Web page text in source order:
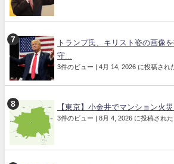
トランプ氏、キリスト姿の画像
守...
3件のビュー | 4月 14, 2026 に投稿され
【東京】小金井でマンション
3件のビュー | 8月 4, 2026 に投稿された